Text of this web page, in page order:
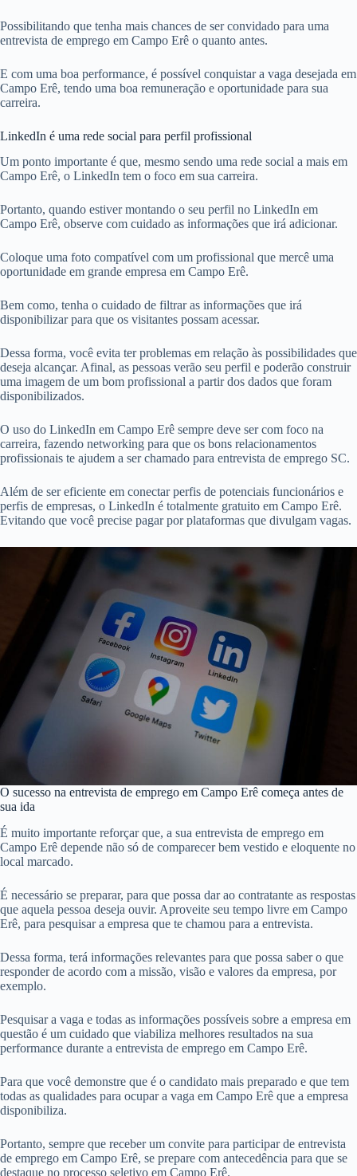
Possibilitando que tenha mais chances de ser convidado para uma
entrevista de emprego em Campo Erê o quanto antes.
E com uma boa performance, é possível conquistar a vaga desejada em
Campo Erê, tendo uma boa remuneração e oportunidade para sua
carreira.
LinkedIn é uma rede social para perfil profissional
Um ponto importante é que, mesmo sendo uma rede social a mais em
Campo Erê, o LinkedIn tem o foco em sua carreira.
Portanto, quando estiver montando o seu perfil no LinkedIn em
Campo Erê, observe com cuidado as informações que irá adicionar.
Coloque uma foto compatível com um profissional que mercê uma
oportunidade em grande empresa em Campo Erê.
Bem como, tenha o cuidado de filtrar as informações que irá
disponibilizar para que os visitantes possam acessar.
Dessa forma, você evita ter problemas em relação às possibilidades que
deseja alcançar. Afinal, as pessoas verão seu perfil e poderão construir
uma imagem de um bom profissional a partir dos dados que foram
disponibilizados.
O uso do LinkedIn em Campo Erê sempre deve ser com foco na
carreira, fazendo networking para que os bons relacionamentos
profissionais te ajudem a ser chamado para entrevista de emprego SC.
Além de ser eficiente em conectar perfis de potenciais funcionários e
perfis de empresas, o LinkedIn é totalmente gratuito em Campo Erê.
Evitando que você precise pagar por plataformas que divulgam vagas.
O sucesso na entrevista de emprego em Campo Erê começa antes de
sua ida
É muito importante reforçar que, a sua entrevista de emprego em
Campo Erê depende não só de comparecer bem vestido e eloquente no
local marcado.
É necessário se preparar, para que possa dar ao contratante as respostas
que aquela pessoa deseja ouvir. Aproveite seu tempo livre em Campo
Erê, para pesquisar a empresa que te chamou para a entrevista.
Dessa forma, terá informações relevantes para que possa saber o que
responder de acordo com a missão, visão e valores da empresa, por
exemplo.
Pesquisar a vaga e todas as informações possíveis sobre a empresa em
questão é um cuidado que viabiliza melhores resultados na sua
performance durante a entrevista de emprego em Campo Erê.
Para que você demonstre que é o candidato mais preparado e que tem
todas as qualidades para ocupar a vaga em Campo Erê que a empresa
disponibiliza.
Portanto, sempre que receber um convite para participar de entrevista
de emprego em Campo Erê, se prepare com antecedência para que se
destaque no processo seletivo em Campo Erê.